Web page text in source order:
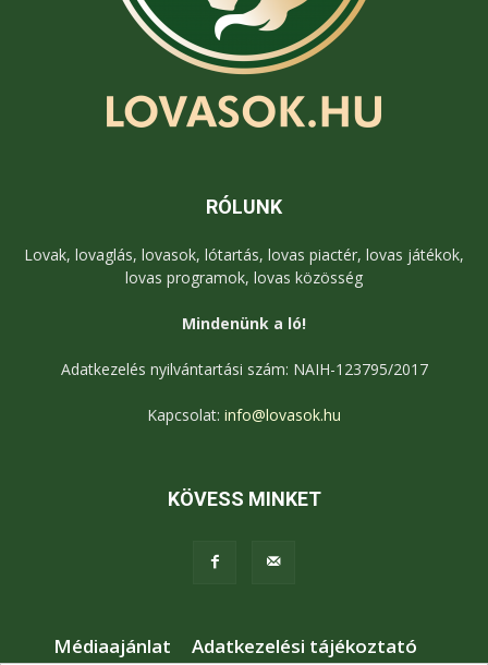
RÓLUNK
Lovak, lovaglás, lovasok, lótartás, lovas piactér, lovas játékok,
lovas programok, lovas közösség
Mindenünk a ló!
Adatkezelés nyilvántartási szám: NAIH-123795/2017
Kapcsolat: info@lovasok.hu
KÖVESS MINKET
Médiaajánlat
Adatkezelési tájékoztató